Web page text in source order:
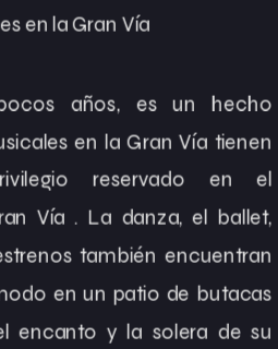
en la Gran Vía
años, es un hecho
en la Gran Vía tienen
reservado en el
Vía . La danza, el ballet,
también encuentran
en un patio de butacas
encanto y la solera de su